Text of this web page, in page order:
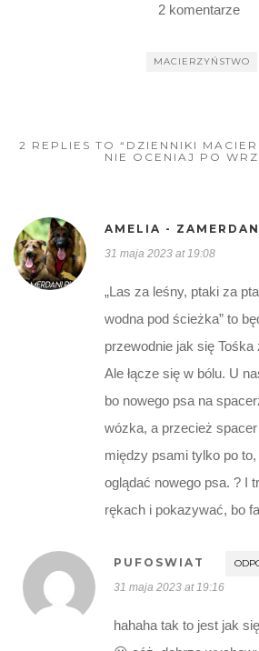
2 komentarze
MACIERZYŃSTWO
2 REPLIES TO “DZIENNIKI
NIE OCENIAJ PO
AMELIA -
31 maja 2023 at 19:08
„Las za leśny, ptaki za
wodna pod ścieżka” to
przewodnie jak się
Ale łącze się w bólu. U
bo nowego psa na
wózka, a przecież spacer
między psami tylko po to,
oglądać nowego psa. ? I
rękach i pokazywać, bo
PUFOSWIAT
31 maja 2023 at 19:16
hahaha tak to jest jak